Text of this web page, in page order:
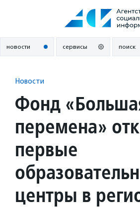
новости сервисы поиск
Новости
Фонд
перемена»
первые
центры в